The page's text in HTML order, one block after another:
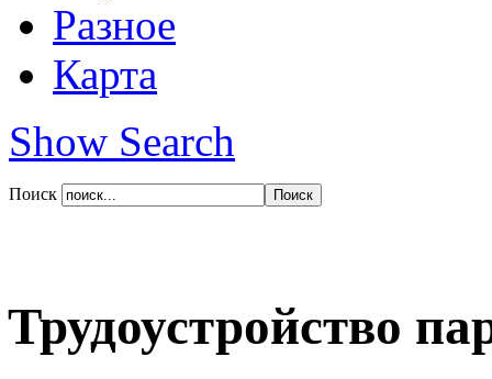
Разное
Карта
Show Search
Поиск
Трудоустройство